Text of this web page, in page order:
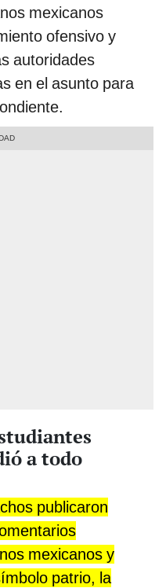
mexicanos
ofensivo y
autoridades
en el asunto para
a todo
publicaron
mexicanos y
patrio, la